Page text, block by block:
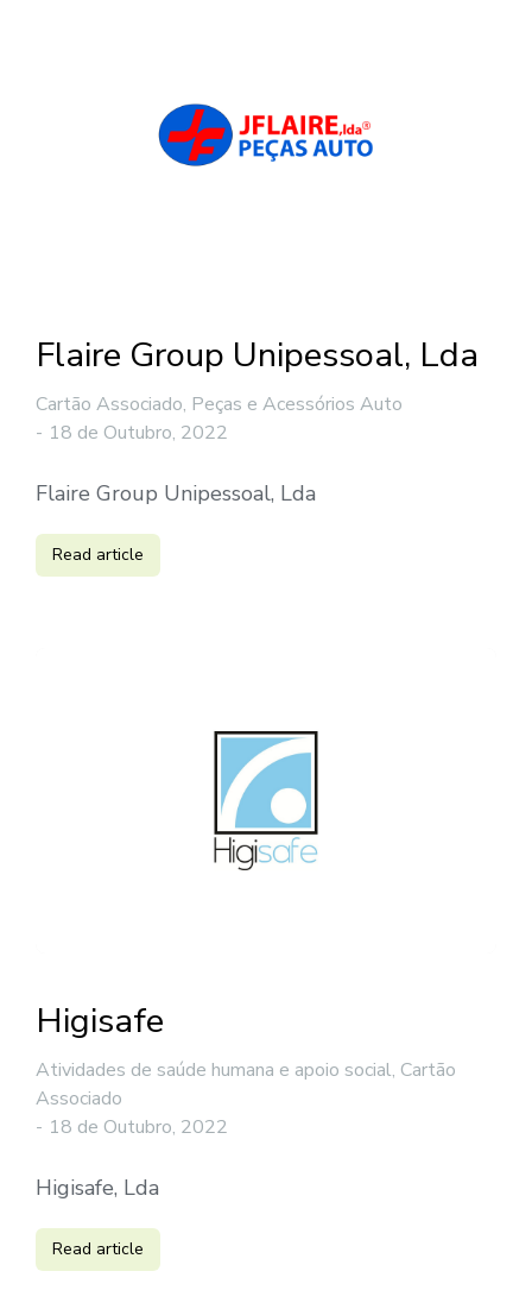
Flaire Group Unipessoal, Lda
Cartão Associado, Peças e Acessórios Auto
18 de Outubro, 2022
Flaire Group Unipessoal, Lda
Read article
Higisafe
Atividades de saúde humana e apoio social, Cartão
Associado
18 de Outubro, 2022
Higisafe, Lda
Read article